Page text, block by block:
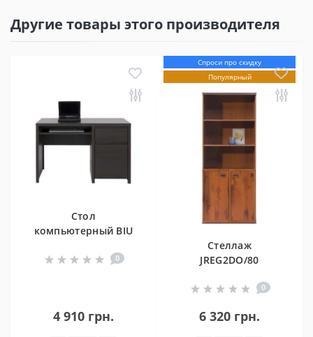
Другие товары этого производителя
Стол
компьютерный BIU
0
4 910 грн.
Спроси про скидку
Популярный
Стеллаж
JREG2DO/80
0
6 320 грн.